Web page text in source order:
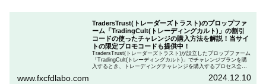
TradersTrust(トレーダーズトラスト)のプロップファ
ーム「TradingCult(トレーディングカルト)」の割引
コードの使ったチャレンジの購入方法を解説！当サイ
トの限定プロモコードも提供中！
TradersTrust(トレーダーズトラスト)が設立したプロップファーム
「TradingCult(トレーディングカルト)」でチャレンジプランを購
入するとき、トレーディングチャレンジを購入するプロセス全体
ます。さらに、TradingCultがほぼ定期的に実施している割引コー
www.fxcfdlabo.com 2024.12.10